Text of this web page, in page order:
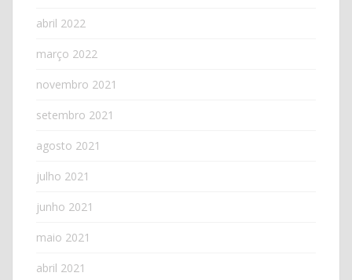
abril 2022
março 2022
novembro 2021
setembro 2021
agosto 2021
julho 2021
junho 2021
maio 2021
abril 2021